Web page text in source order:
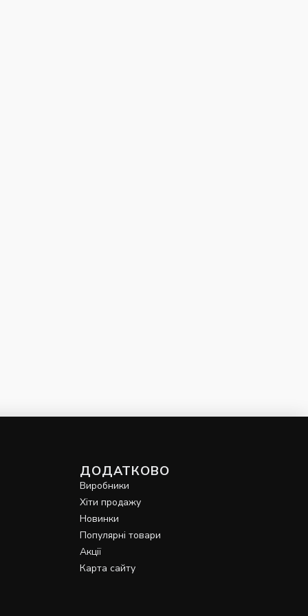
ДОДАТКОВО
Виробники
Хіти продажу
Новинки
Популярні товари
Акції
Карта сайту